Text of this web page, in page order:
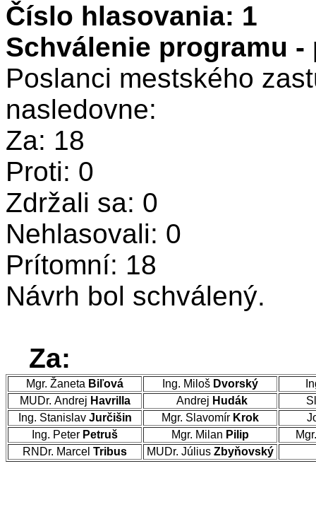
Číslo hlasovania: 1
Schválenie programu
Poslanci mestského
nasledovne:
Za: 18
Proti: 0
Zdržali sa: 0
Nehlasovali: 0
Prítomní: 18
Návrh bol schválený.
Za:
Mgr. Žaneta Biľová Ing. Miloš Dvorský
MUDr. Andrej Havrilla Andrej Hudák
Ing. Stanislav Jurčišin Mgr. Slavomír Krok
Ing. Peter Petruš Mgr. Milan Pilip
RNDr. Marcel Tribus MUDr. Július Zbyňovský